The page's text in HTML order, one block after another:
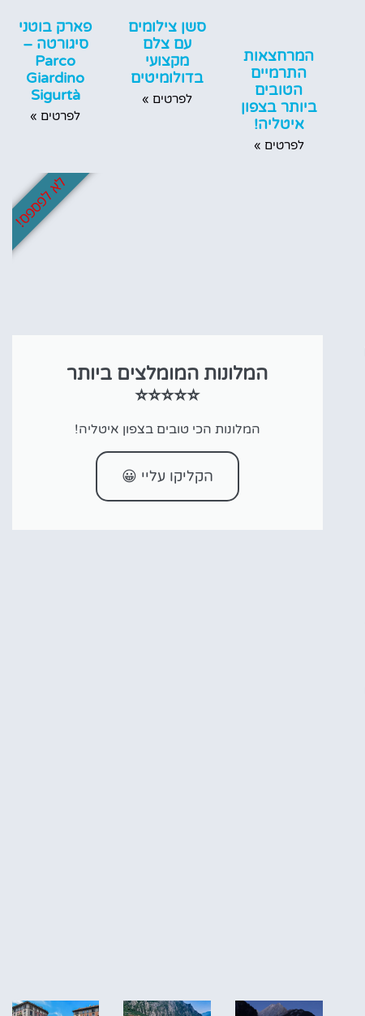
המרחצאות
התרמיים
הטובים
ביותר בצפון
איטליה!
לפרטים »
סשן צילומים
עם צלם
מקצועי
בדולומיטים
לפרטים »
פארק בוטני
סיגורטה –
Parco
Giardino
Sigurtà
לפרטים »
המלונות המומלצים ביותר
⭐⭐⭐⭐⭐
המלונות הכי טובים בצפון איטליה!
הקליקו עליי 😀
לא לפספס!